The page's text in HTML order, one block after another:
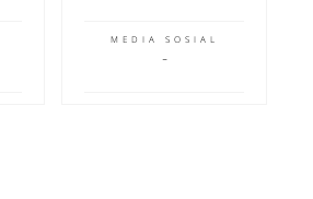
MEDIA SOSIAL